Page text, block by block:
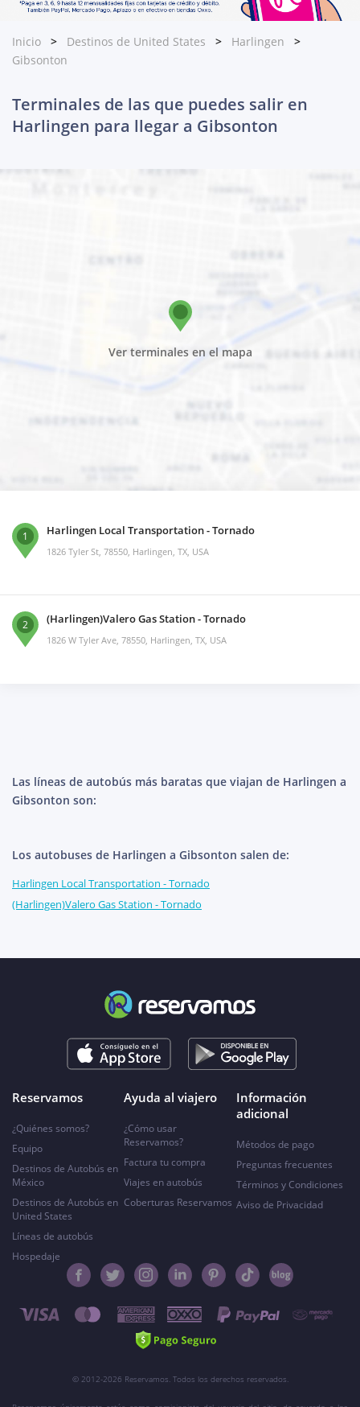
Inicio Destinos de United States
Harlingen
Gibsonton
Terminales de las que puedes salir en
Harlingen para llegar a Gibsonton
Ver terminales en el mapa
1 Harlingen Local Transportation - Tornado
1826 Tyler St, 78550, Harlingen, TX, USA
2 (Harlingen)Valero Gas Station - Tornado
1826 W Tyler Ave, 78550, Harlingen, TX, USA
Las líneas de autobús más baratas que viajan de Harlingen a
Gibsonton son:
Los autobuses de Harlingen a Gibsonton salen de:
Harlingen Local Transportation - Tornado
(Harlingen)Valero Gas Station - Tornado
Reservamos
¿Quiénes somos?
Equipo
Destinos de Autobús en
México
Destinos de Autobús en
United States
Líneas de autobús
Hospedaje
Ayuda al viajero
¿Cómo usar
Reservamos?
Factura tu compra
Viajes en autobús
Coberturas Reservamos
Información
adicional
Métodos de pago
Preguntas frecuentes
Términos y Condiciones
Aviso de Privacidad
© 2012-2026 Reservamos. Todos los derechos reservados.